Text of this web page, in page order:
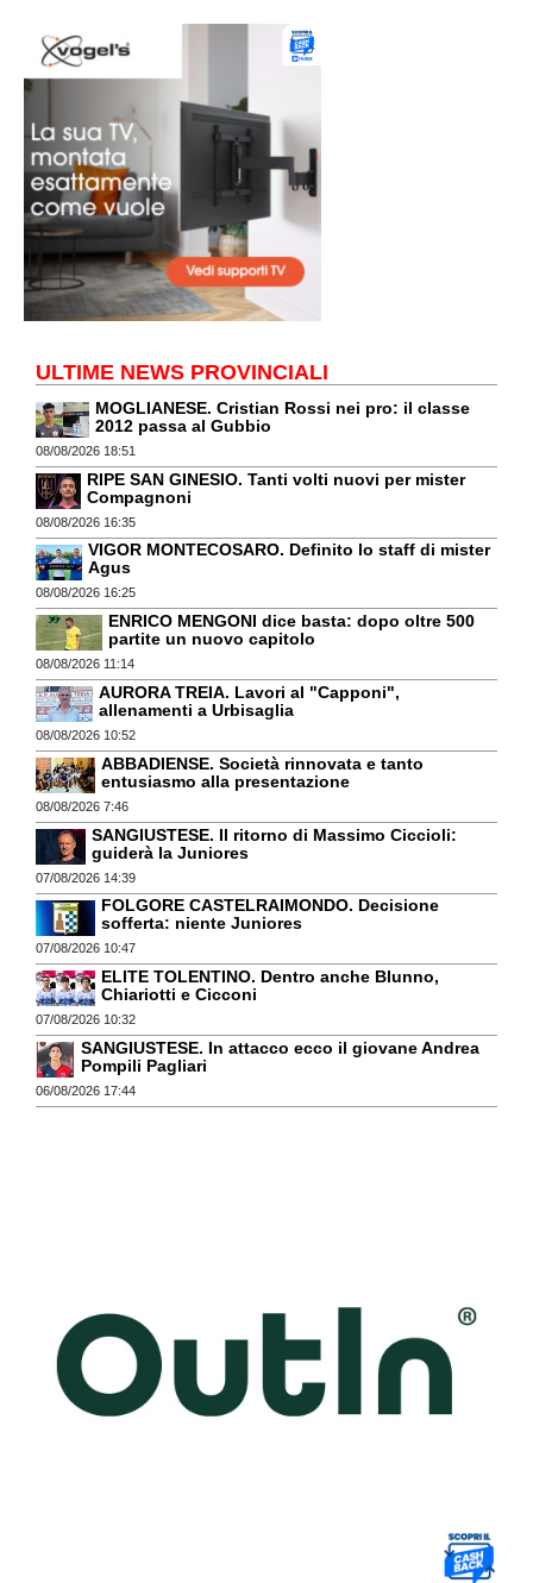
ULTIME NEWS PROVINCIALI
MOGLIANESE. Cristian Rossi nei pro: il classe
2012 passa al Gubbio
08/08/2026 18:51
RIPE SAN GINESIO. Tanti volti nuovi per mister
Compagnoni
08/08/2026 16:35
VIGOR MONTECOSARO. Definito lo staff di mister
Agus
08/08/2026 16:25
ENRICO MENGONI dice basta: dopo oltre 500
partite un nuovo capitolo
08/08/2026 11:14
AURORA TREIA. Lavori al "Capponi",
allenamenti a Urbisaglia
08/08/2026 10:52
ABBADIENSE. Società rinnovata e tanto
entusiasmo alla presentazione
08/08/2026 7:46
SANGIUSTESE. Il ritorno di Massimo Ciccioli:
guiderà la Juniores
07/08/2026 14:39
FOLGORE CASTELRAIMONDO. Decisione
sofferta: niente Juniores
07/08/2026 10:47
ELITE TOLENTINO. Dentro anche Blunno,
Chiariotti e Cicconi
07/08/2026 10:32
SANGIUSTESE. In attacco ecco il giovane Andrea
Pompili Pagliari
06/08/2026 17:44